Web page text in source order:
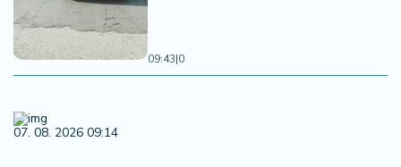
09:43|0
07. 08. 2026 09:14